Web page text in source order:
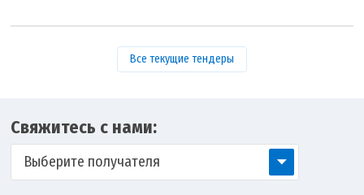
Все текущие тендеры
Свяжитесь с нами:
Выберите получателя